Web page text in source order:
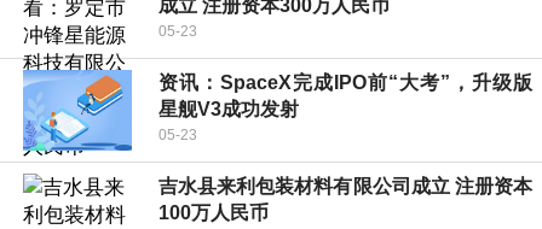
成立 注册资本300万人民币
05-23
资讯：SpaceX完成IPO前“大考”，升级版
星舰V3成功发射
05-23
吉水县来利包装材料有限公司成立 注册资本
100万人民币